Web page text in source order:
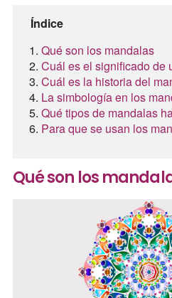
Índice
Qué son los mandalas
Cuál es el significado de
Cuál es la historia del
La simbología en los
Qué tipos de mandalas
Para que se usan los
Qué son los